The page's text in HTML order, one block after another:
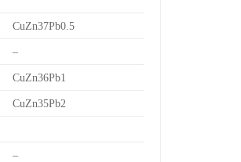
CuZn37Pb0.5
–
CuZn36Pb1
CuZn35Pb2
–